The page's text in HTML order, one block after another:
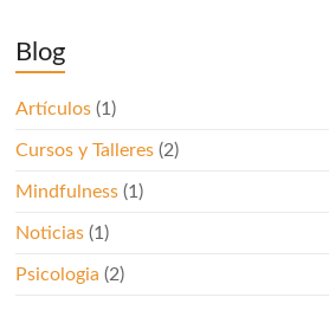
Blog
Artículos (1)
Cursos y Talleres (2)
Mindfulness (1)
Noticias (1)
Psicologia (2)